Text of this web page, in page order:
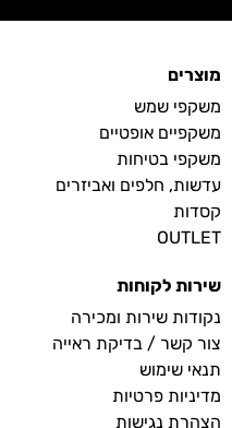
מוצרים
משקפי שמש
משקפיים אופטיים
משקפי בטיחות
עדשות, חלפים ואביזרים
קסדות
OUTLET
שירות לקוחות
נקודות שירות ומכירה
צור קשר / בדיקת ראייה
תנאי שימוש
מדיניות פרטיות
הצהרת נגישות